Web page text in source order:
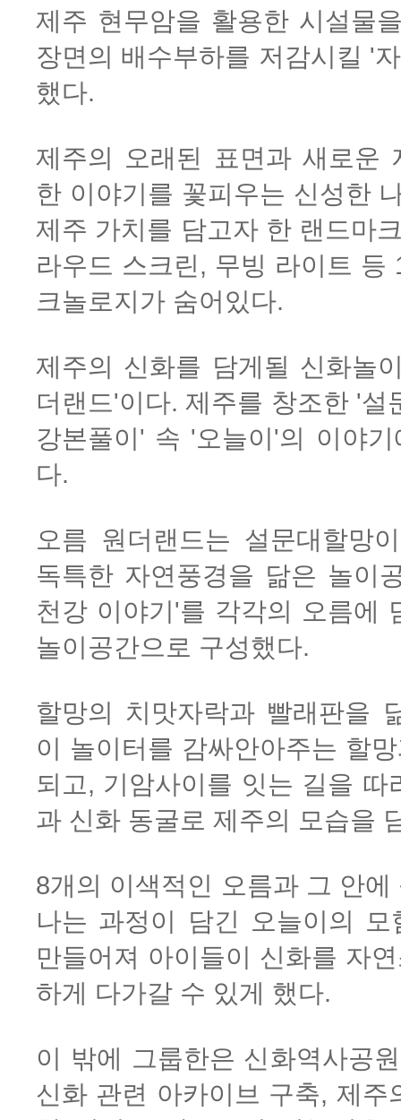
제주 현무암을 활용한 시설물
장면의 배수부하를 저감시킬 '
했다.
제주의 오래된 표면과 새로운
한 이야기를 꽃피우는 신성한
제주 가치를 담고자 한 랜드마
라우드 스크린, 무빙 라이트 등
크놀로지가 숨어있다.
제주의 신화를 담게될 신화놀
더랜드'이다. 제주를 창조한 '설
강본풀이' 속 '오늘이'의 이야
다.
오름 원더랜드는 설문대할망
독특한 자연풍경을 닮은 놀이
천강 이야기'를 각각의 오름에
놀이공간으로 구성했다.
할망의 치맛자락과 빨래판을
이 놀이터를 감싸안아주는 할
되고, 기암사이를 잇는 길을 따
과 신화 동굴로 제주의 모습을
8개의 이색적인 오름과 그 안
나는 과정이 담긴 오늘이의
만들어져 아이들이 신화를 자
하게 다가갈 수 있게 했다.
이 밖에 그룹한은 신화역사공
신화 관련 아카이브 구축, 제주